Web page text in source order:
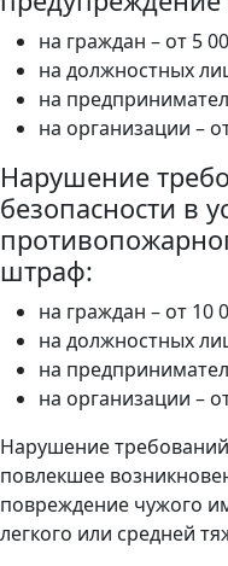
на граждан – от 5
на должностных
на
на организации –
Нарушение
безопасности в
штраф:
на граждан – от 10
на должностных
на
на организации –
Нарушение
повлекшее
повреждение чужого
легкого или средней